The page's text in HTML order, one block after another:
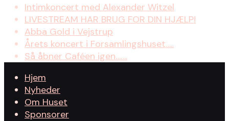
Intimkoncert med Alexander Witzel
LIVESTREAM HAR BRUG FOR DIN HJÆLP!
Abba Gold i Vejstrup
Årets koncert i Forsamlingshuset…..
Så åbner Caféen igen…….
Hjem
Nyheder
Om Huset
Sponsorer